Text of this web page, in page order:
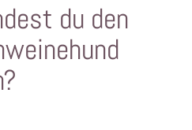
du den